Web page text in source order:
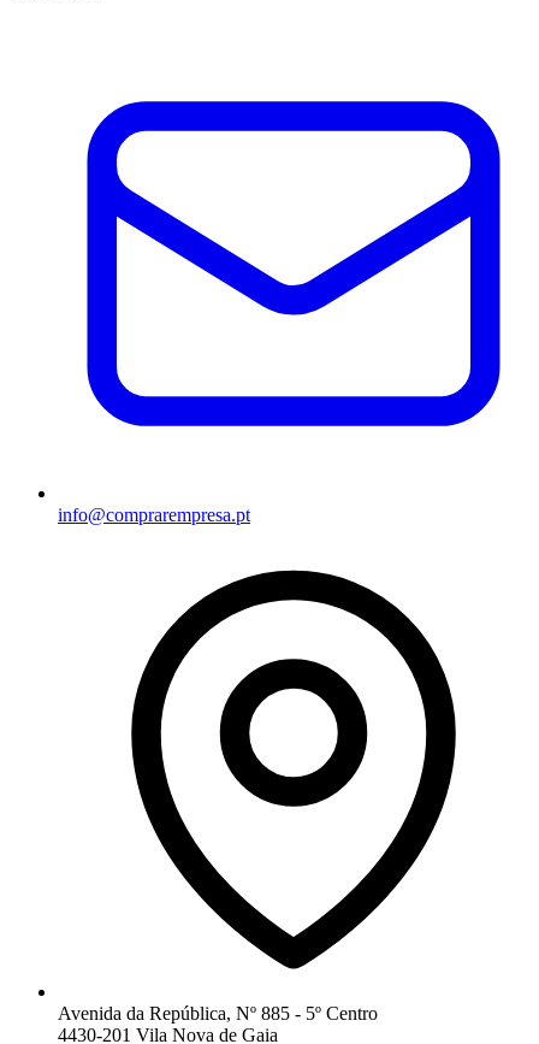
info@comprarempresa.pt
Avenida da República, Nº 885 - 5º Centro
4430-201 Vila Nova de Gaia